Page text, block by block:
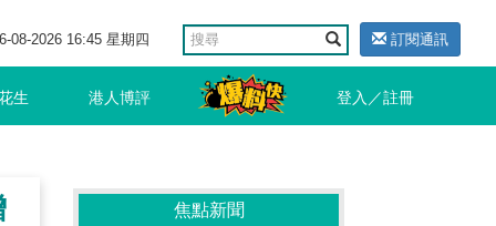
08-2026 16:45 星期四 訂閱通訊
生 港人博評 登入／註冊
焦點新聞